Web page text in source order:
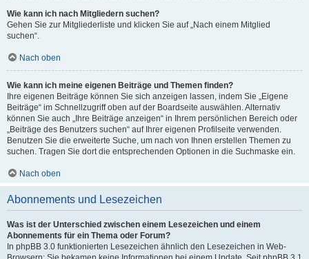
Wie kann ich nach Mitgliedern suchen?
Gehen Sie zur Mitgliederliste und klicken Sie auf „Nach einem Mitglied
suchen“.
Nach oben
Wie kann ich meine eigenen Beiträge und Themen finden?
Ihre eigenen Beiträge können Sie sich anzeigen lassen, indem Sie „Eigene
Beiträge“ im Schnellzugriff oben auf der Boardseite auswählen. Alternativ
können Sie auch „Ihre Beiträge anzeigen“ in Ihrem persönlichen Bereich oder
„Beiträge des Benutzers suchen“ auf Ihrer eigenen Profilseite verwenden.
Benutzen Sie die erweiterte Suche, um nach von Ihnen erstellen Themen zu
suchen. Tragen Sie dort die entsprechenden Optionen in die Suchmaske ein.
Nach oben
Abonnements und Lesezeichen
Was ist der Unterschied zwischen einem Lesezeichen und einem
Abonnements für ein Thema oder Forum?
In phpBB 3.0 funktionierten Lesezeichen ähnlich den Lesezeichen in Web-